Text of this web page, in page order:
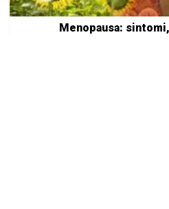
Menopausa: